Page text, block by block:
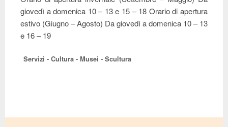
giovedì a domenica 10 – 13 e 15 – 18 Orario di apertura
estivo (Giugno – Agosto) Da giovedì a domenica 10 – 13
e 16 – 19
Servizi - Cultura - Musei - Scultura